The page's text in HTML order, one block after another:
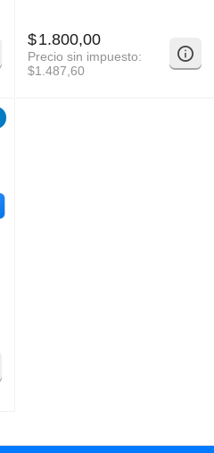
$1.800,00
Precio sin impuesto:
$1.487,60